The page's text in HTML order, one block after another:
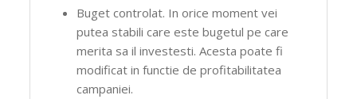
Buget controlat. In orice moment vei
putea stabili care este bugetul pe care
merita sa il investesti. Acesta poate fi
modificat in functie de profitabilitatea
campaniei.